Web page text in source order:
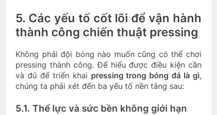
5. Các yếu tố cốt lõi để vận hành
thành công chiến thuật pressing
Không phải đội bóng nào muốn cũng có thể chơi
pressing thành công. Để hiểu được điều kiện cần
và đủ để triển khai pressing trong bóng đá là gì,
chúng ta phải xét đến ba yếu tố nền tảng sau:
5.1. Thể lực và sức bền không giới hạn